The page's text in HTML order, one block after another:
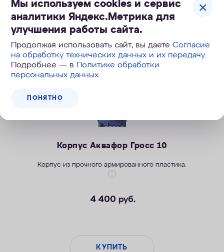
Корпус Аквафор Гросс 10
Корпус из прочного армированного пластика.
4 400 руб.
КУПИТЬ
Мы используем cookies и сервис
аналитики Яндекс.Метрика для
улучшения работы сайта.
Продолжая использовать сайт, вы даетеСогласие
на обработку технических данных и их передачу.
Подробнее — в
Политике обработки
персональных данных
ПОНЯТНО